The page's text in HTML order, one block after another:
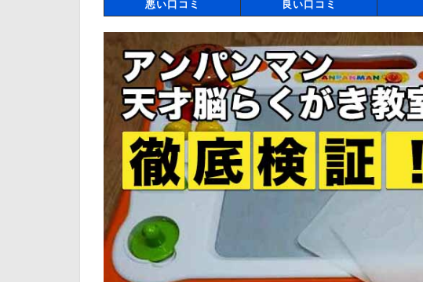
悪い口コミ 良い口コミ